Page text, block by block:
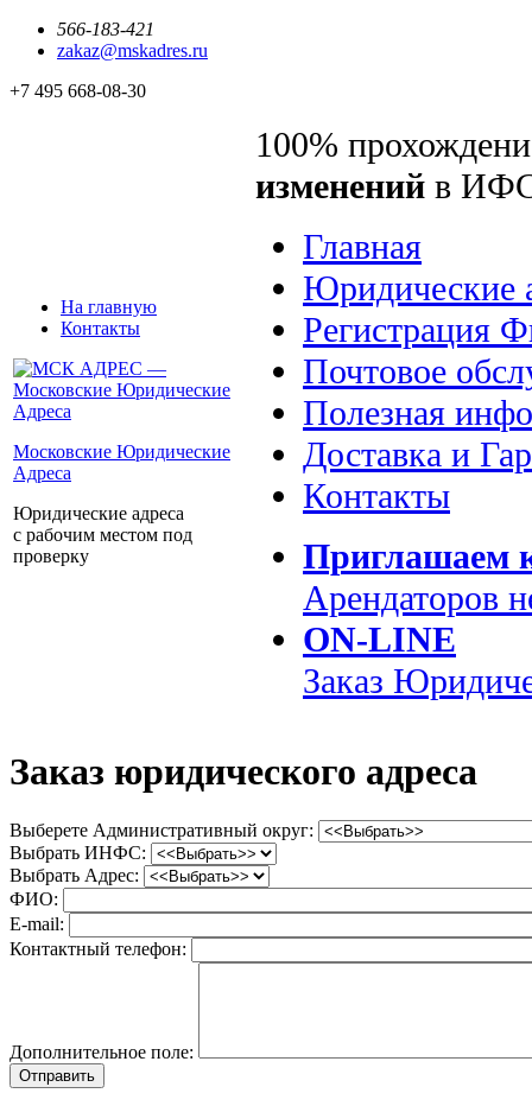
566-183-421
zakaz@mskadres.ru
+7 495 668-08-30
На главную
Контакты
Московские Юридические
Адреса
Юридические адреса
с рабочим местом под
проверку
100%
изменений в
Главная
Юридические
Регистрация
Почтовое
Полезная
Доставка и
Контакты
Приглашаем
Арендаторов
ON-LINE
Заказ
Заказ юридического адреса
Выберете Административный округ:
Выбрать ИНФС:
Выбрать Адрес:
ФИО:
E-mail:
Контактный телефон:
Дополнительное поле: